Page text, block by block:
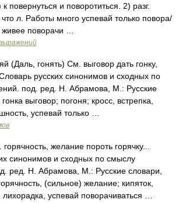
повернуться и поворотиться. 2) разг.
л. Работы много успевай только повора/
живее поворачи …
(Даль, гонять) См. выговор дать гонку,
русских синонимов и сходных по
под. ред. Н. Абрамова, М.: Русские
выговор; погоня; кросс, встрепка,
успевай только …
желание пороть горячку...
синонимов и сходных по смыслу
ред. Н. Абрамова, М.: Русские словари,
(сильное) желание; кипяток,
успевай поворачиваться …